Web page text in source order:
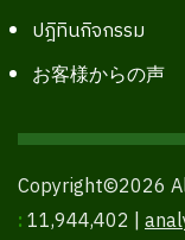
ปฎิทินกิจกรรม
お客様からの声
Copyright©2026
:11,944,402 |